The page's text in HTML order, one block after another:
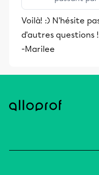
Somoza.
Desautels
découvrez
l'Histoire
Voilà! :) N'hésite
d'autres questions !
-Marilee